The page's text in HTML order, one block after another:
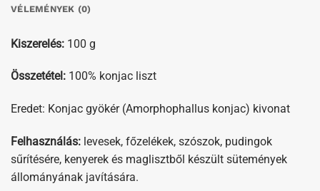
VÉLEMÉNYEK (0)
Kiszerelés: 100 g
Összetétel: 100% konjac liszt
Eredet: Konjac gyökér (Amorphophallus konjac) kivonat
Felhasználás: levesek, főzelékek, szószok, pudingok
sűrítésére, kenyerek és maglisztből készült sütemények
állományának javítására.